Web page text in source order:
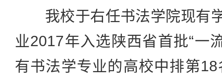
我校于右任书法学院现有
业2017年入选陕西省首批“一
有书法学专业的高校中排第